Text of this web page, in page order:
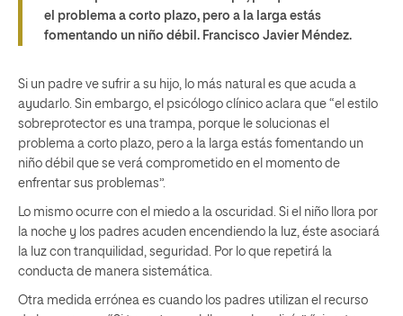
el problema a corto plazo, pero a la larga estás
fomentando un niño débil. Francisco Javier Méndez.
Si un padre ve sufrir a su hijo, lo más natural es que acuda a
ayudarlo. Sin embargo, el psicólogo clínico aclara que “el estilo
sobreprotector es una trampa, porque le solucionas el
problema a corto plazo, pero a la larga estás fomentando un
niño débil que se verá comprometido en el momento de
enfrentar sus problemas”.
Lo mismo ocurre con el miedo a la oscuridad. Si el niño llora por
la noche y los padres acuden encendiendo la luz, éste asociará
la luz con tranquilidad, seguridad. Por lo que repetirá la
conducta de manera sistemática.
Otra medida errónea es cuando los padres utilizan el recurso